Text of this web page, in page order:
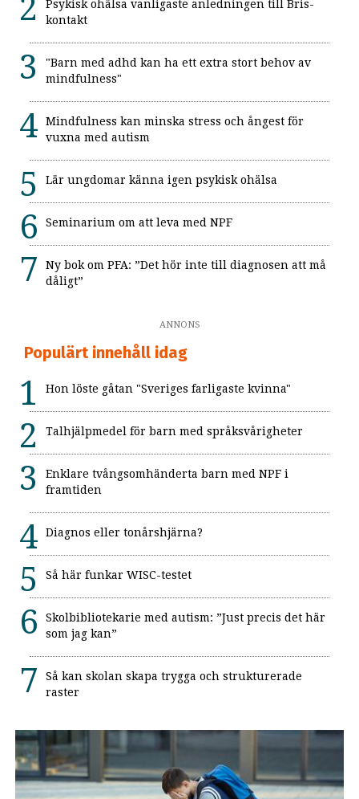
Psykisk ohälsa vanligaste anledningen till Bris-
kontakt
"Barn med adhd kan ha ett extra stort behov av
mindfulness"
Mindfulness kan minska stress och ångest för
vuxna med autism
Lär ungdomar känna igen psykisk ohälsa
Seminarium om att leva med NPF
Ny bok om PFA: ”Det hör inte till diagnosen att må
dåligt”
ANNONS
Populärt innehåll idag
Hon löste gåtan "Sveriges farligaste kvinna"
Talhjälpmedel för barn med språksvårigheter
Enklare tvångsomhänderta barn med NPF i
framtiden
Diagnos eller tonårshjärna?
Så här funkar WISC-testet
Skolbibliotekarie med autism: ”Just precis det här
som jag kan”
Så kan skolan skapa trygga och strukturerade
raster